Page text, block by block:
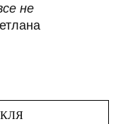
не